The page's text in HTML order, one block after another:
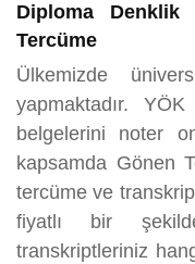
Diploma Denklik
Tercüme
Ülkemizde
yapmaktadır.
belgelerini noter
kapsamda Gönen
tercüme ve
fiyatlı bir
transkriptleriniz